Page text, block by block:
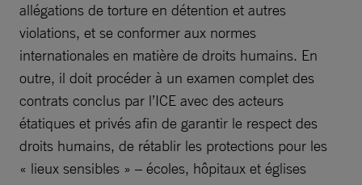
allégations de torture en détention et autres
violations, et se conformer aux normes
internationales en matière de droits humains. En
outre, il doit procéder à un examen complet des
contrats conclus par l’ICE avec des acteurs
étatiques et privés afin de garantir le respect des
droits humains, de rétablir les protections pour les
« lieux sensibles » – écoles, hôpitaux et églises